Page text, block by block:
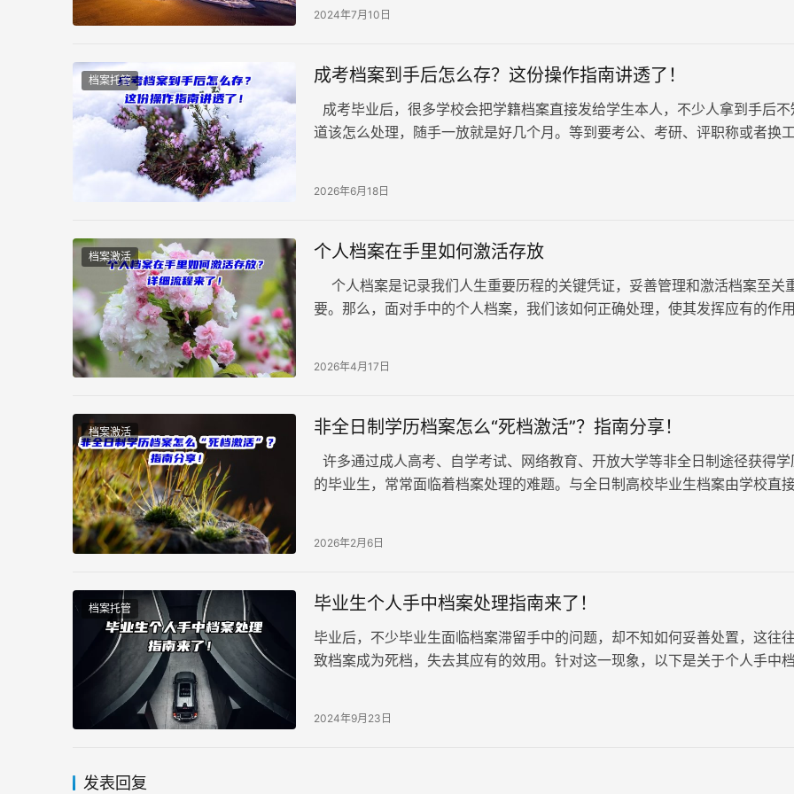
努力都付之东流，前途蒙上了一层阴影。
2024年7月10日
档案托管 成考档案到手后怎么存？这份操作指南讲透了！
成考毕业后，很多学校会把学籍档案直接发给学生本人，不少人拿到手后不
道该怎么处理，随手一放就是好几个月。等到要考公、考研、评职称或者换
2026年6月18日
档案激活 个人档案在手里如何激活存放
个人档案是记录我们人生重要历程的关键凭证，妥善管理和激活档案至关
要。那么，面对手中的个人档案，我们该如何正确处理，使其发挥应有的作用
2026年4月17日
档案激活 非全日制学历档案怎么“死档激活”？指南分享！
许多通过成人高考、自学考试、网络教育、开放大学等非全日制途径获得学
的毕业生，常常面临着档案处理的难题。与全日制高校毕业生档案由学校直
2026年2月6日
档案托管 毕业生个人手中档案处理指南来了！
毕业后，不少毕业生面临档案滞留手中的问题，却不知如何妥善处置，这往
致档案成为死档，失去其应有的效用。针对这一现象，以下是关于个人手中
2024年9月23日
发表回复